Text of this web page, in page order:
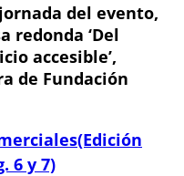
del evento,
redonda ‘Del
accesible’,
de Fundación
6 y 7)